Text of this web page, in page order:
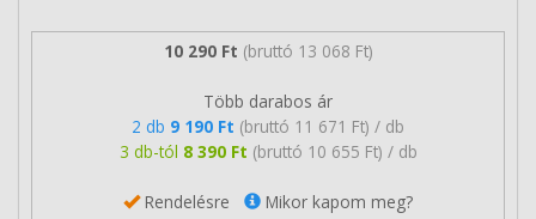
10 290 Ft (bruttó 13 068 Ft)
Több darabos ár
2 db 9 190 Ft (bruttó 11 671 Ft) / db
3 db-tól 8 390 Ft (bruttó 10 655 Ft) / db
Rendelésre Mikor kapom meg?